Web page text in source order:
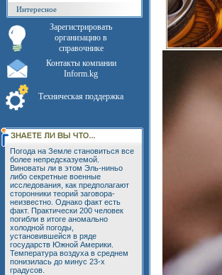
Интересное
Зарегистрировать
организацию в
справочнике
Контакты компании
Inform.kg
Техническая поддержка
Погода на Земле становиться все
более непредсказуемой.
Виноваты ли в этом Эль-ниньо
либо секретные военные
исследования, как предполагают
сторонники теорий заговора-
неизвестно. Однако факт есть
факт. Практически 200 человек
погибли в итоге аномально
холодной погоды,
установившейся в ряде
государств Южной Америки.
Температура воздуха в среднем
понизилась до минус 23-х
градусов.